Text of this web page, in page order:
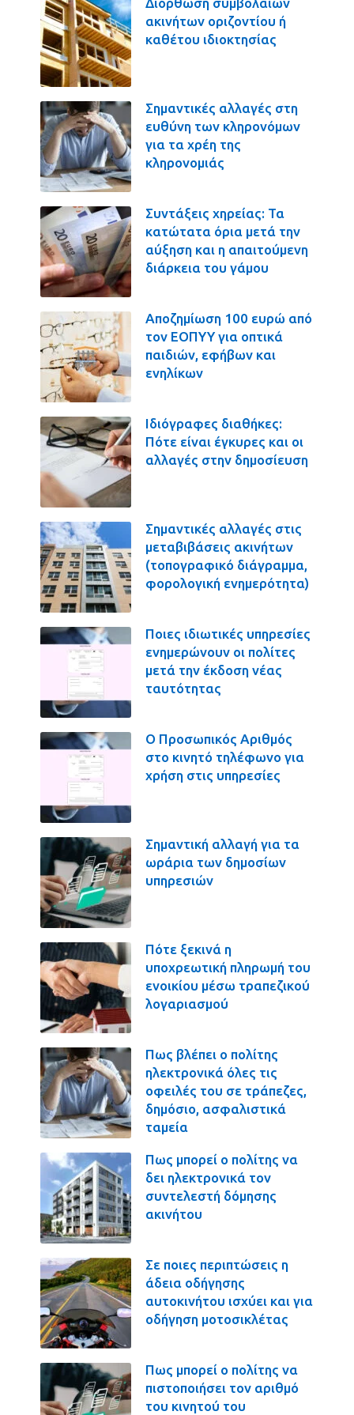
ακινήτων οριζοντίου ή
καθέτου ιδιοκτησίας
Σημαντικές αλλαγές στη
ευθύνη των κληρονόμων
για τα χρέη της
κληρονομιάς
Συντάξεις χηρείας: Τα
κατώτατα όρια μετά την
αύξηση και η απαιτούμενη
διάρκεια του γάμου
Αποζημίωση 100 ευρώ από
τον ΕΟΠΥΥ για οπτικά
παιδιών, εφήβων και
ενηλίκων
Ιδιόγραφες διαθήκες:
Πότε είναι έγκυρες και οι
αλλαγές στην δημοσίευση
Σημαντικές αλλαγές στις
μεταβιβάσεις ακινήτων
(τοπογραφικό διάγραμμα,
φορολογική ενημερότητα)
Ποιες ιδιωτικές υπηρεσίες
ενημερώνουν οι πολίτες
μετά την έκδοση νέας
ταυτότητας
Ο Προσωπικός Αριθμός
στο κινητό τηλέφωνο για
χρήση στις υπηρεσίες
Σημαντική αλλαγή για τα
ωράρια των δημοσίων
υπηρεσιών
Πότε ξεκινά η
υποχρεωτική πληρωμή του
ενοικίου μέσω τραπεζικού
λογαριασμού
Πως βλέπει ο πολίτης
ηλεκτρονικά όλες τις
οφειλές του σε τράπεζες,
δημόσιο, ασφαλιστικά
ταμεία
Πως μπορεί ο πολίτης να
δει ηλεκτρονικά τον
συντελεστή δόμησης
ακινήτου
Σε ποιες περιπτώσεις η
άδεια οδήγησης
αυτοκινήτου ισχύει και για
οδήγηση μοτοσικλέτας
Πως μπορεί ο πολίτης να
πιστοποιήσει τον αριθμό
του κινητού του